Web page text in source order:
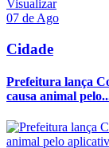
Visualizar
07 de Ago
Cidade
Prefeitura lança
causa animal